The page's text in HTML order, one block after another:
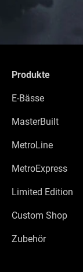
Produkte
E-Bässe
MasterBuilt
MetroLine
MetroExpress
Limited Edition
Custom Shop
Zubehör